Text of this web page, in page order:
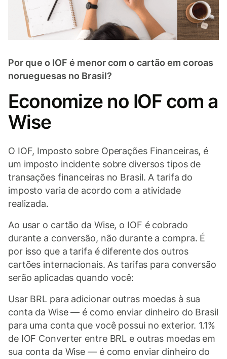
Economize no IOF com a
Wise
Por que o IOF é menor com o cartão em coroas
norueguesas no Brasil?
O IOF, Imposto sobre Operações Financeiras, é
um imposto incidente sobre diversos tipos de
transações financeiras no Brasil. A tarifa do
imposto varia de acordo com a atividade
realizada.
Ao usar o cartão da Wise, o IOF é cobrado
durante a conversão, não durante a compra. É
por isso que a tarifa é diferente dos outros
cartões internacionais. As tarifas para conversão
serão aplicadas quando você:
Usar BRL para adicionar outras moedas à sua
conta da Wise — é como enviar dinheiro do Brasil
para uma conta que você possui no exterior. 1.1%
de IOF Converter entre BRL e outras moedas em
sua conta da Wise — é como enviar dinheiro do